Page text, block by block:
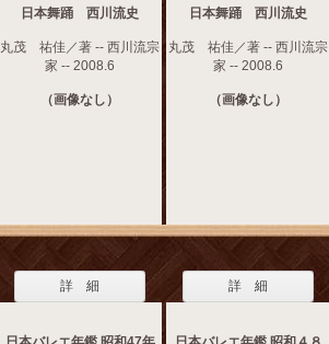
日本舞踊 西川流史
丸茂 祐佳／著 -- 西川流宗
家 -- 2008.6
（画像なし）
日本舞踊 西川流史
丸茂 祐佳／著 -- 西川流宗
家 -- 2008.6
（画像なし）
詳 細 詳 細